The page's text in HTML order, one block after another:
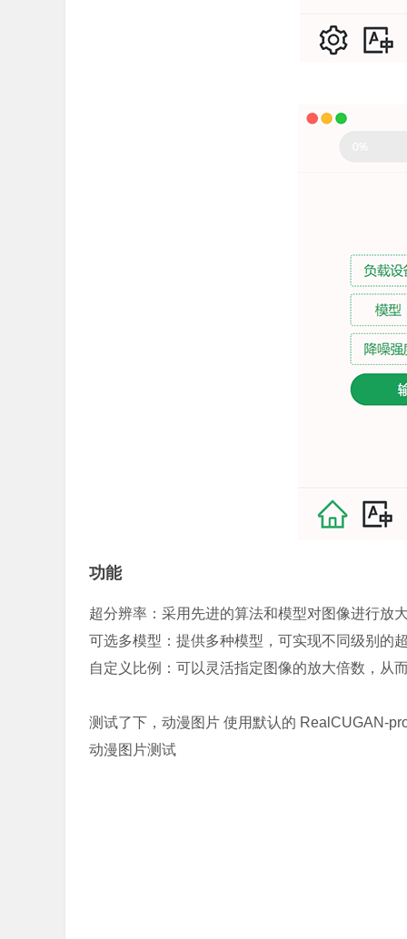
功能
超分辨率：采用先进的算法和模型对图像进行放
可选多模型：提供多种模型，可实现不同级别的
自定义比例：可以灵活指定图像的放大倍数，从
测试了下，动漫图片 使用默认的 RealCUGAN-
动漫图片测试